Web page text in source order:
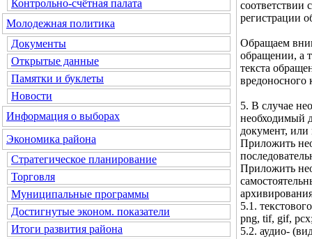
Контрольно-счётная палата
Молодежная политика
Документы
Открытые данные
Памятки и буклеты
Новости
Информация о выборах
Экономика района
Стратегическое планирование
Торговля
Муниципальные программы
Достигнутые эконом. показатели
Итоги развития района
соответствии
регистрации
Обращаем
обращении, а
текста
вредоносного
5. В случае
необходимый
документ,
Приложить
Приложить
5.1.
png, tif, gif,
5.2. аудио-